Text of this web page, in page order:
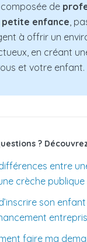
de
petite enfance,
à offrir un
en créant
et votre enfant.
?
entre
crèche publique
son
faire ma